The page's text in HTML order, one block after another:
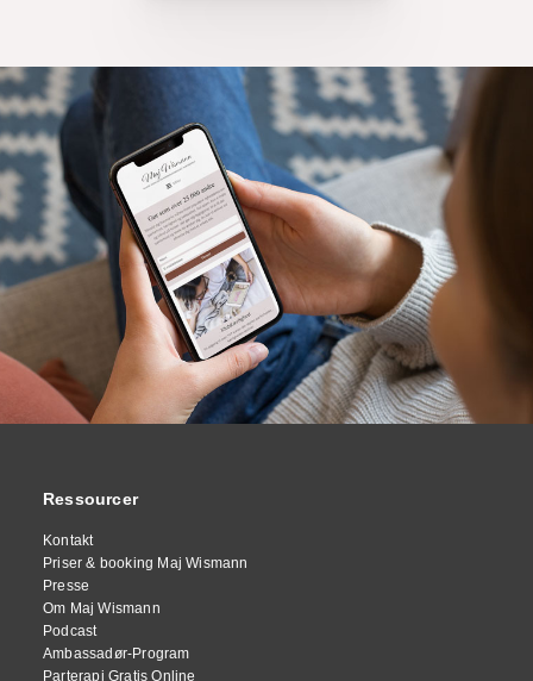
Ressourcer
Kontakt
Priser & booking Maj Wismann
Presse
Om Maj Wismann
Podcast
Ambassadør-Program
Parterapi Gratis Online